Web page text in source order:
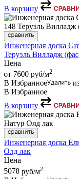
В корзину
Инженерная доска
Теруэль Вилладж
Цена
от 7600 руб/м2
В Избранное
В Избранное
В корзину
Инженерная доска
Олд лак
Цена
5078 руб/м2